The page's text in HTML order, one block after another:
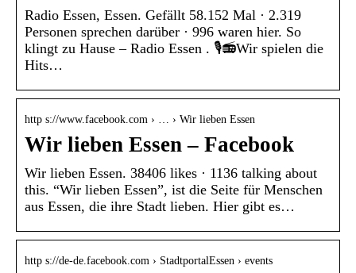
Radio Essen, Essen. Gefällt 58.152 Mal · 2.319
Personen sprechen darüber · 996 waren hier. So
klingt zu Hause – Radio Essen . 🎙️📻Wir spielen die
Hits…
http s://www.facebook.com › … › Wir lieben Essen
Wir lieben Essen – Facebook
Wir lieben Essen. 38406 likes · 1136 talking about
this. “Wir lieben Essen”, ist die Seite für Menschen
aus Essen, die ihre Stadt lieben. Hier gibt es…
http s://de-de.facebook.com › StadtportalEssen › events